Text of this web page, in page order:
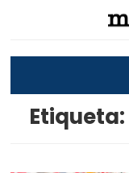
Etiqueta: